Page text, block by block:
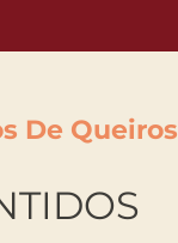
De Queiros